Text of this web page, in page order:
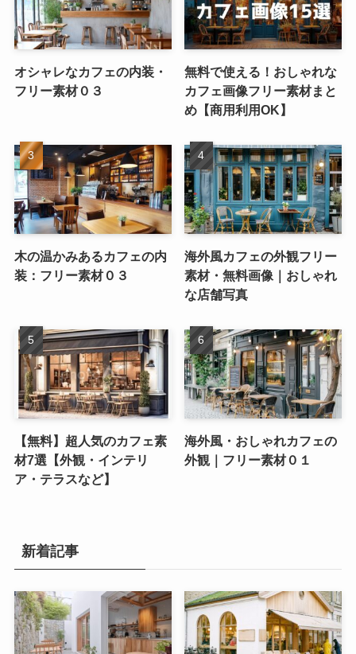
オシャレなカフェの内装・
フリー素材０３
無料で使える！おしゃれな
カフェ画像フリー素材まと
め【商用利用OK】
木の温かみあるカフェの内
装：フリー素材０３
海外風カフェの外観フリー
素材・無料画像｜おしゃれ
な店舗写真
【無料】超人気のカフェ素
材7選【外観・インテリ
ア・テラスなど】
海外風・おしゃれカフェの
外観｜フリー素材０１
新着記事